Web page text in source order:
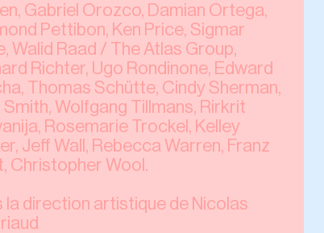
Gabriel Orozco, Damian Ortega,
Pettibon, Ken Price, Sigmar
Walid Raad / The Atlas Group,
Richter, Ugo Rondinone, Edward
Thomas Schütte, Cindy Sherman,
Smith, Wolfgang Tillmans, Rirkrit
Rosemarie Trockel, Kelley
Jeff Wall, Rebecca Warren, Franz
Christopher Wool.
la direction artistique de Nicolas